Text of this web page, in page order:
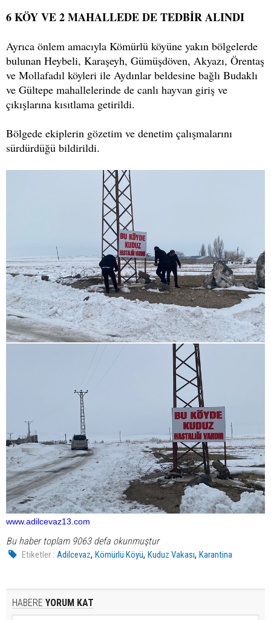
6 KÖY VE 2 MAHALLEDE DE TEDBİR ALINDI
Ayrıca önlem amacıyla Kömürlü köyüne yakın bölgelerde
bulunan Heybeli, Karaşeyh, Gümüşdöven, Akyazı, Örentaş
ve Mollafadıl köyleri ile Aydınlar beldesine bağlı Budaklı
ve Gültepe mahallelerinde de canlı hayvan giriş ve
çıkışlarına kısıtlama getirildi.
Bölgede ekiplerin gözetim ve denetim çalışmalarını
sürdürdüğü bildirildi.
www.adilcevaz13.com
Bu haber toplam 9063 defa okunmuştur
Etiketler : Adilcevaz,Kömürlü Köyü,Kuduz Vakası,Karantina
HABERE YORUM KAT